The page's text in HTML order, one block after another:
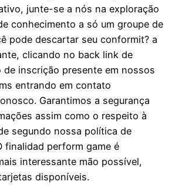
junte-se a nós na exploração
conhecimento a só um groupe de
pode descartar seu conformit? a
clicando no back link de
de inscrição presente em nossos
entrando em contato
Garantimos a segurança
assim como o respeito à
segundo nossa política de
finalidad perform game é
interessante mão possível,
disponíveis.